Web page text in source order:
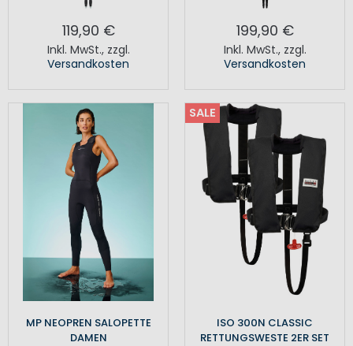
119,90 €
Inkl. MwSt., zzgl.
Versandkosten
199,90 €
Inkl. MwSt., zzgl.
Versandkosten
MP NEOPREN SALOPETTE
DAMEN
SALE
ISO 300N CLASSIC
RETTUNGSWESTE 2ER SET